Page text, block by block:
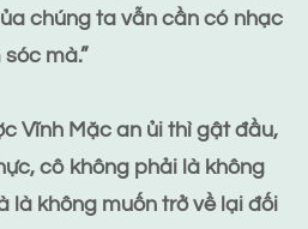
chúng ta vẫn cần có nhạc
mà.”
Vĩnh Mặc an ủi thì gật đầu,
cô không phải là không
là không muốn trở về lại đối